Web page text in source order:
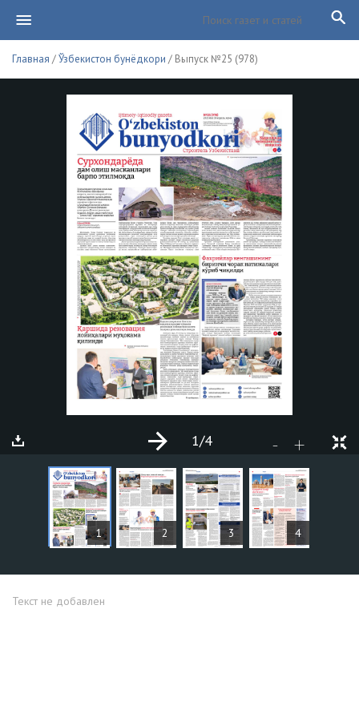
Главная /Ўзбекистон бунёдкори / Выпуск №25 (978)
1 2 3 4
- +
1/4
СТАТЬИ
Текст не добавлен